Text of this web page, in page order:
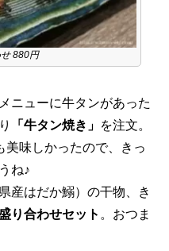
880円
ニューに牛タンがあった
「牛タン焼き」 を注文。
美味しかったので、きっ
ね♪
産はだか鰯）の干物、き
り合わせセット 。おつま